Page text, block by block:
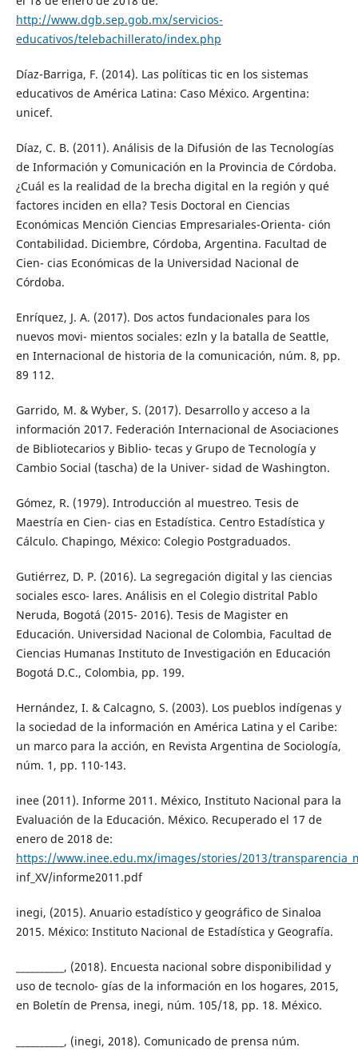
http://www.dgb.sep.gob.mx/servicios-
educativos/telebachillerato/index.php
Díaz-Barriga, F. (2014). Las políticas tic en los sistemas
educativos de América Latina: Caso México. Argentina:
unicef.
Díaz, C. B. (2011). Análisis de la Difusión de las Tecnologías
de Información y Comunicación en la Provincia de Córdoba.
¿Cuál es la realidad de la brecha digital en la región y qué
factores inciden en ella? Tesis Doctoral en Ciencias
Económicas Mención Ciencias Empresariales-Orienta- ción
Contabilidad. Diciembre, Córdoba, Argentina. Facultad de
Cien- cias Económicas de la Universidad Nacional de
Córdoba.
Enríquez, J. A. (2017). Dos actos fundacionales para los
nuevos movi- mientos sociales: ezln y la batalla de Seattle,
en Internacional de historia de la comunicación, núm. 8, pp.
89 112.
Garrido, M. & Wyber, S. (2017). Desarrollo y acceso a la
información 2017. Federación Internacional de Asociaciones
de Bibliotecarios y Biblio- tecas y Grupo de Tecnología y
Cambio Social (tascha) de la Univer- sidad de Washington.
Gómez, R. (1979). Introducción al muestreo. Tesis de
Maestría en Cien- cias en Estadística. Centro Estadística y
Cálculo. Chapingo, México: Colegio Postgraduados.
Gutiérrez, D. P. (2016). La segregación digital y las ciencias
sociales esco- lares. Análisis en el Colegio distrital Pablo
Neruda, Bogotá (2015- 2016). Tesis de Magister en
Educación. Universidad Nacional de Colombia, Facultad de
Ciencias Humanas Instituto de Investigación en Educación
Bogotá D.C., Colombia, pp. 199.
Hernández, I. & Calcagno, S. (2003). Los pueblos indígenas y
la sociedad de la información en América Latina y el Caribe:
un marco para la acción, en Revista Argentina de Sociología,
núm. 1, pp. 110-143.
inee (2011). Informe 2011. México, Instituto Nacional para la
Evaluación de la Educación. México. Recuperado el 17 de
enero de 2018 de:
https://www.inee.edu.mx/images/stories/2013/
inf_XV/informe2011.pdf
inegi, (2015). Anuario estadístico y geográfico de Sinaloa
2015. México: Instituto Nacional de Estadística y Geografía.
__________, (2018). Encuesta nacional sobre disponibilidad y
uso de tecnolo- gías de la información en los hogares, 2015,
en Boletín de Prensa, inegi, núm. 105/18, pp. 18. México.
__________, (inegi, 2018). Comunicado de prensa núm.